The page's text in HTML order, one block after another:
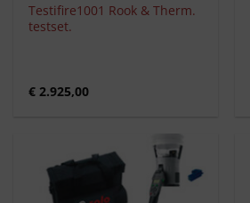
Testifire1001 Rook & Therm.
testset.
€ 2.925,00